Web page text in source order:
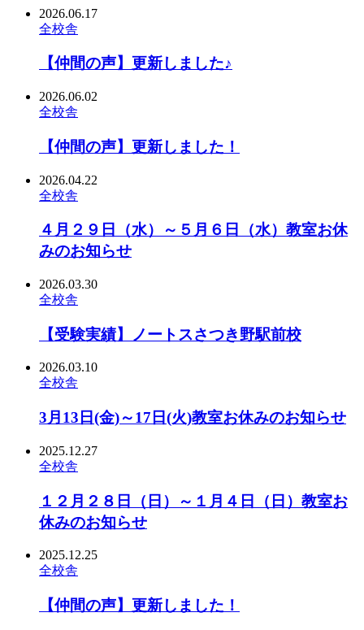
2026.06.17
全校舎
【仲間の声】更新しました♪
2026.06.02
全校舎
【仲間の声】更新しました！
2026.04.22
全校舎
４月２９日（水）～５月６日（水）教室お休
みのお知らせ
2026.03.30
全校舎
【受験実績】ノートスさつき野駅前校
2026.03.10
全校舎
3月13日(金)～17日(火)教室お休みのお知らせ
2025.12.27
全校舎
１２月２８日（日）～１月４日（日）教室お
休みのお知らせ
2025.12.25
全校舎
【仲間の声】更新しました！